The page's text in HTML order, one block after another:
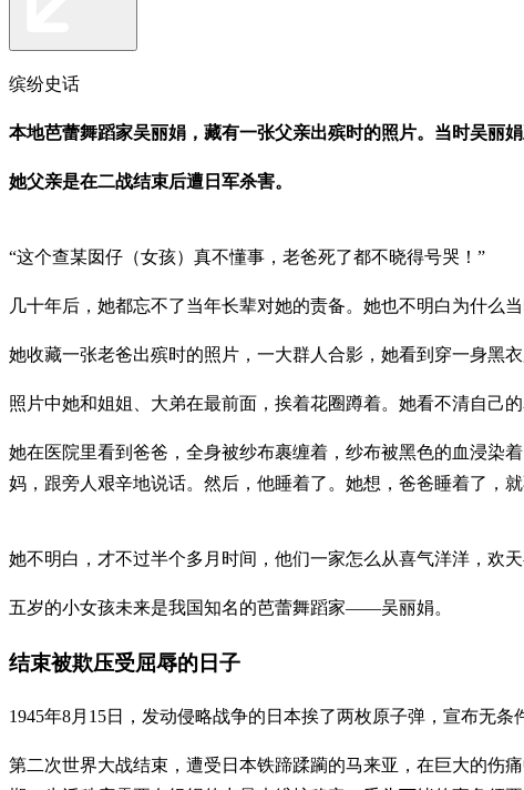
缤纷史话
本地芭蕾舞蹈家吴丽娟，藏有一张父亲出殡时的照片。当时吴丽
她父亲是在二战结束后遭日军杀害。
“这个查某囡仔（女孩）真不懂事，老爸死了都不晓得号哭！”
几十年后，她都忘不了当年长辈对她的责备。她也不明白为什么当
她收藏一张老爸出殡时的照片，一大群人合影，她看到穿一身黑
照片中她和姐姐、大弟在最前面，挨着花圈蹲着。她看不清自己
她在医院里看到爸爸，全身被纱布裹缠着，纱布被黑色的血浸染
妈，跟旁人艰辛地说话。然后，他睡着了。她想，爸爸睡着了，
她不明白，才不过半个多月时间，他们一家怎么从喜气洋洋，欢
五岁的小女孩未来是我国知名的芭蕾舞蹈家——吴丽娟。
结束被欺压受屈辱的日子
1945年8月15日，发动侵略战争的日本挨了两枚原子弹，宣布无条
第二次世界大战结束，遭受日本铁蹄蹂躏的马来亚，在巨大的伤